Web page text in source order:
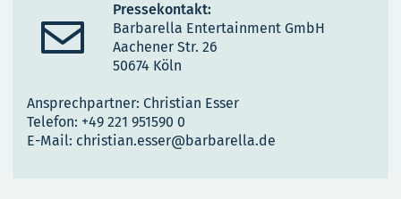

Pressekontakt:
Barbarella Entertainment GmbH
Aachener Str. 26
50674 Köln
Ansprechpartner: Christian Esser
Telefon: +49 221 951590 0
E-Mail: christian.esser@barbarella.de